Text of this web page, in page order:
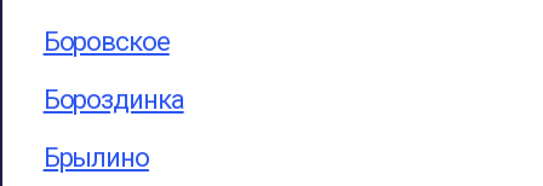
Боровское
Бороздинка
Брылино